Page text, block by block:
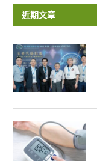
近期文章